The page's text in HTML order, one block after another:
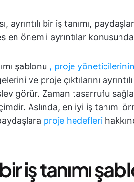
ayrıntılı bir iş tanımı,
en önemli ayrıntılar
şablonu , proje yöneticilerinin
ve proje çıktılarını
görür. Zaman tasarrufu
Aslında, en iyi iş tanımı
proje hedefleri
iş tanımı